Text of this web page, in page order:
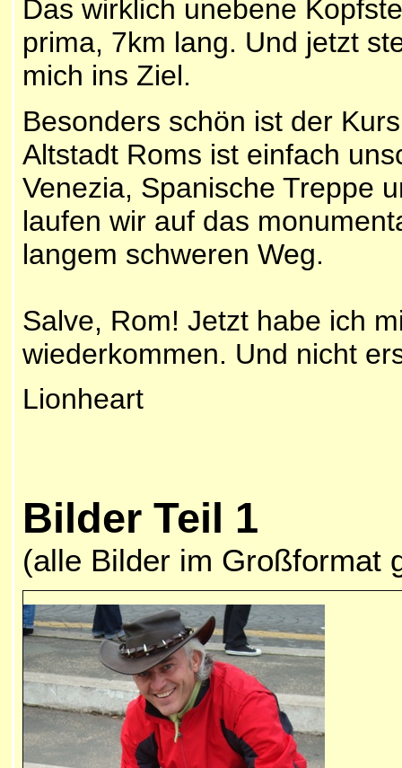
Das wirklich unebene
prima, 7km lang. Und jetzt
mich ins Ziel.
Besonders schön ist der
Altstadt Roms ist einfach
Venezia, Spanische Treppe
laufen wir auf das
langem schweren Weg.
Salve, Rom! Jetzt habe ich
wiederkommen. Und nicht
Lionheart
Bilder Teil 1
(alle Bilder im Großformat